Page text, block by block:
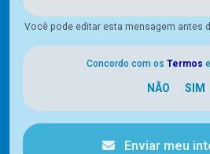
Você pode editar esta mensagem antes
Concordo com os Termos e
Enviar meu